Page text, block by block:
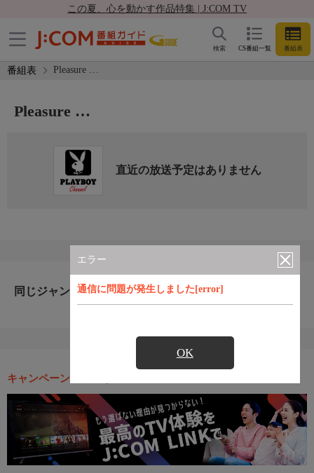
この夏、心を動かす作品特集 | J:COM TV
CS番組一覧 番組表
検索
番組表 Pleasure …
エラー
通信に問題が発生しました[error]
OK
Pleasure …
直近の放送予定はありません
同じジャンルのおすすめ番組
キャンペーン・お得な情報